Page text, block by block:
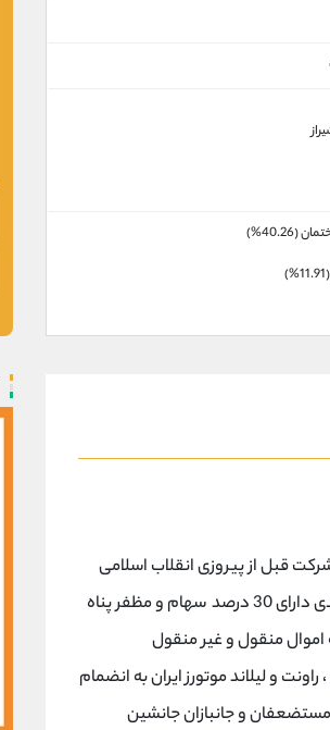
شرکت قبل از پیروزی انقلاب اسلامی
ایران عبارت بودند از آقایان مراد پناه پور دارای 60درصد سهام– علینقی اسدی دارای 30 درصد سهام و مظفر پناه
اموال منقول و غیر منقول
و لیلاند موتورز ایران به انضمام
مستضعفان و جانبازان جانشین